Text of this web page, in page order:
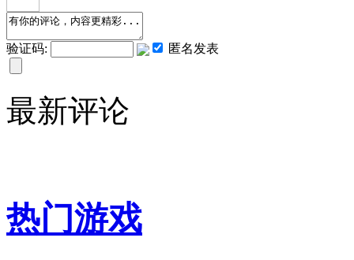
验证码: 匿名发表
最新评论
热门游戏